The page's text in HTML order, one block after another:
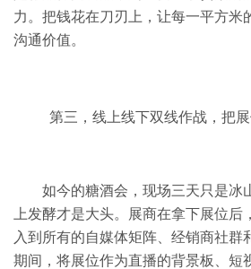
力。把钱花在刀刃上，让每一平方米
沟通价值。
第三，线上线下双线作战，把展
如今的糖酒会，现场三天只是冰
上发酵才是大头。展商在拿下展位后
入到所有的自媒体矩阵、经销商社群
期间，将展位作为直播的背景板、短